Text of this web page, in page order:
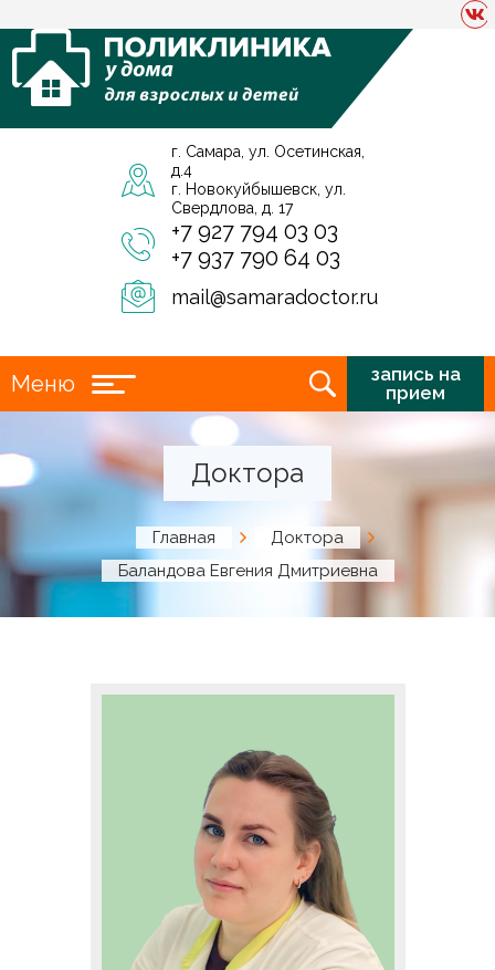
г. Самара, ул. Осетинская,
д.4
г. Новокуйбышевск, ул.
Свердлова, д. 17
+7 927 794 03 03
+7 937 790 64 03
mail@samaradoctor.ru
Меню
запись на
прием
Доктора
Главная
Доктора
Баландова Евгения Дмитриевна